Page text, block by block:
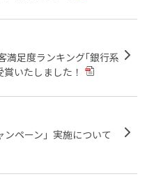
満足度ランキング｢銀行系
いたしました！
ペーン」実施について